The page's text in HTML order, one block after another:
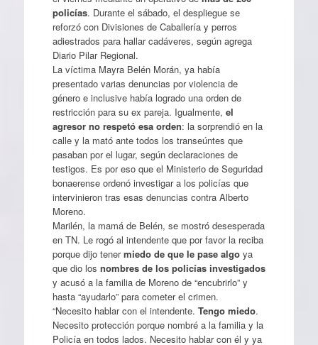
policías. Durante el sábado, el despliegue se
reforzó con Divisiones de Caballería y perros
adiestrados para hallar cadáveres, según agrega
Diario Pilar Regional.
La víctima Mayra Belén Morán, ya había
presentado varias denuncias por violencia de
género e inclusive había logrado una orden de
restricción para su ex pareja. Igualmente, el
agresor no respetó esa orden: la sorprendió en la
calle y la mató ante todos los transeúntes que
pasaban por el lugar, según declaraciones de
testigos. Es por eso que el Ministerio de Seguridad
bonaerense ordenó investigar a los policías que
intervinieron tras esas denuncias contra Alberto
Moreno.
Marilén, la mamá de Belén, se mostró desesperada
en TN. Le rogó al intendente que por favor la reciba
porque dijo tenermiedo de que le pase algoya
que dio los nombres de los policías investigados
y acusó a la familia de Moreno de “encubrirlo” y
hasta “ayudarlo” para cometer el crimen.
“Necesito hablar con el intendente. Tengo miedo.
Necesito protección porque nombré a la familia y la
Policía en todos lados. Necesito hablar con él y ya